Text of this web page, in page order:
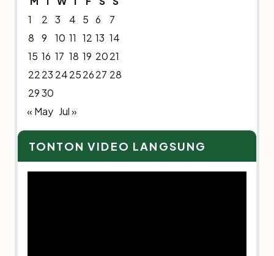
1
2 3 4 5 6
7
8
9 10 11 12 13 14
15 16 17 18 19 2021
2223 24252627 28
2930
« May Jul »
TONTON VIDEO LANGSUNG